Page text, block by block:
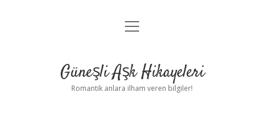
Anasayfa
Yasal Uyarı
menüyü
Güneşli Aşk Hikayeleri
Romantik anlara ilham veren bilgiler!